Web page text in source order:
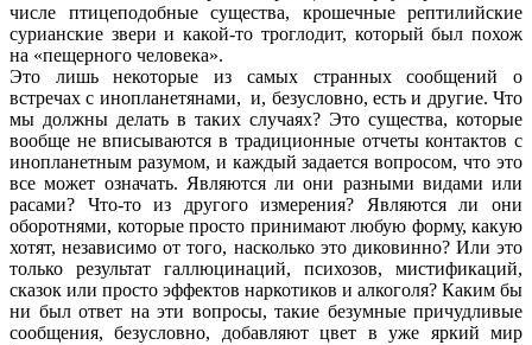
числе птицеподобные существа, крошечные рептилийские
сурианские звери и какой-то троглодит, который был похож
на «пещерного человека».
Это лишь некоторые из самых странных сообщений о
встречах с инопланетянами, и, безусловно, есть и другие. Что
мы должны делать в таких случаях? Это существа, которые
вообще не вписываются в традиционные отчеты контактов с
инопланетным разумом, и каждый задается вопросом, что это
все может означать. Являются ли они разными видами или
расами? Что-то из другого измерения? Являются ли они
оборотнями, которые просто принимают любую форму, какую
хотят, независимо от того, насколько это диковинно? Или это
только результат галлюцинаций, психозов, мистификаций,
сказок или просто эффектов наркотиков и алкоголя? Каким бы
ни был ответ на эти вопросы, такие безумные причудливые
сообщения, безусловно, добавляют цвет в уже яркий мир